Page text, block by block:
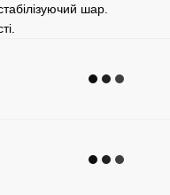
шар.